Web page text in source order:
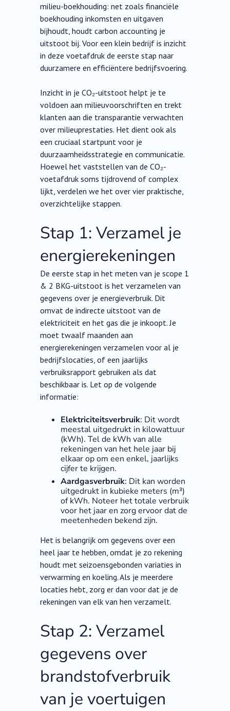
milieu-boekhouding: net zoals financiële
boekhouding inkomsten en uitgaven
bijhoudt, houdt carbon accounting je
uitstoot bij. Voor een klein bedrijf is inzicht
in deze voetafdruk de eerste stap naar
duurzamere en efficiëntere bedrijfsvoering.
Inzicht in je CO₂-uitstoot helpt je te
voldoen aan milieuvoorschriften en trekt
klanten aan die transparantie verwachten
over milieuprestaties. Het dient ook als
een cruciaal startpunt voor je
duurzaamheidsstrategie en communicatie.
Hoewel het vaststellen van de CO₂-
voetafdruk soms tijdrovend of complex
lijkt, verdelen we het over vier praktische,
overzichtelijke stappen.
Stap 1: Verzamel je
energierekeningen
De eerste stap in het meten van je scope 1
& 2 BKG-uitstoot is het verzamelen van
gegevens over je energieverbruik. Dit
omvat de indirecte uitstoot van de
elektriciteit en het gas die je inkoopt. Je
moet twaalf maanden aan
energierekeningen verzamelen voor al je
bedrijfslocaties, of een jaarlijks
verbruiksrapport gebruiken als dat
beschikbaar is. Let op de volgende
informatie:
Elektriciteitsverbruik: Dit wordt
meestal uitgedrukt in kilowattuur
(kWh). Tel de kWh van alle
rekeningen van het hele jaar bij
elkaar op om een enkel, jaarlijks
cijfer te krijgen.
Aardgasverbruik: Dit kan worden
uitgedrukt in kubieke meters (m³)
of kWh. Noteer het totale verbruik
voor het jaar en zorg ervoor dat de
meetenheden bekend zijn.
Het is belangrijk om gegevens over een
heel jaar te hebben, omdat je zo rekening
houdt met seizoensgebonden variaties in
verwarming en koeling. Als je meerdere
locaties hebt, zorg er dan voor dat je de
rekeningen van elk van hen verzamelt.
Stap 2: Verzamel
gegevens over
brandstofverbruik
van je voertuigen